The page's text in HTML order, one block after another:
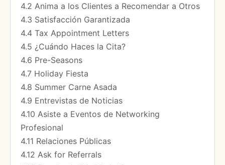
4.2 Anima a los Clientes a Recomendar a Otros
4.3 Satisfacción Garantizada
4.4 Tax Appointment Letters
4.5 ¿Cuándo Haces la Cita?
4.6 Pre-Seasons
4.7 Holiday Fiesta
4.8 Summer Carne Asada
4.9 Entrevistas de Noticias
4.10 Asiste a Eventos de Networking
Profesional
4.11 Relaciones Públicas
4.12 Ask for Referrals